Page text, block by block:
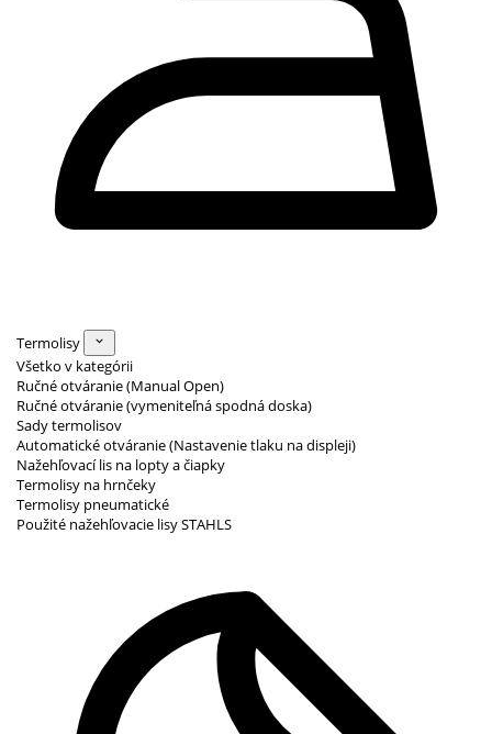
Termolisy
Všetko v kategórii
Ručné otváranie (Manual Open)
Ručné otváranie (vymeniteľná spodná doska)
Sady termolisov
Automatické otváranie (Nastavenie tlaku na displeji)
Nažehľovací lis na lopty a čiapky
Termolisy na hrnčeky
Termolisy pneumatické
Použité nažehľovacie lisy STAHLS